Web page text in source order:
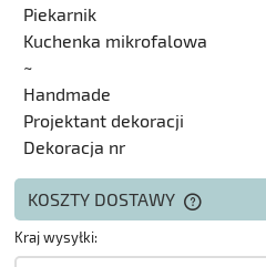
Piekarnik
Kuchenka mikrofalowa
~
Handmade
Projektant dekoracji
Dekoracja nr
KOSZTY DOSTAWY
Kraj wysyłki: